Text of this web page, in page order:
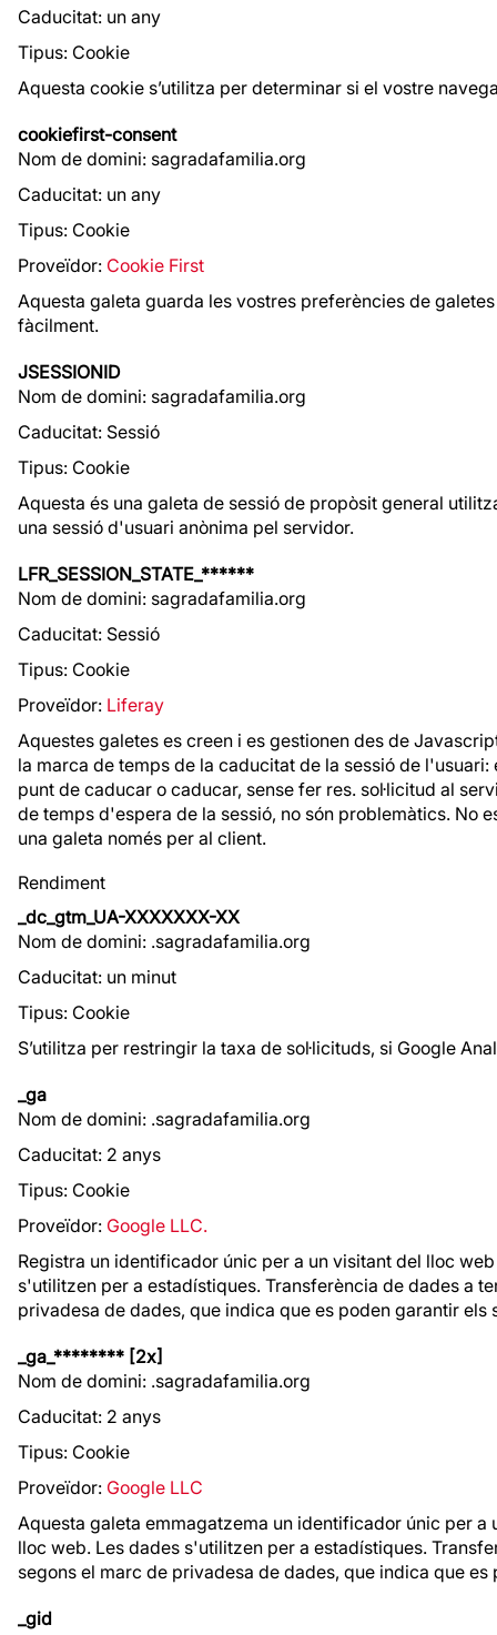
Caducitat: un any
Tipus: Cookie
Aquesta cookie s’utilitza per determinar si el vostre
cookiefirst-consent
Nom de domini: sagradafamilia.org
Caducitat: un any
Tipus: Cookie
Proveïdor: Cookie First
Aquesta galeta guarda les vostres preferències de
fàcilment.
JSESSIONID
Nom de domini: sagradafamilia.org
Caducitat: Sessió
Tipus: Cookie
Aquesta és una galeta de sessió de propòsit general
una sessió d'usuari anònima pel servidor.
LFR_SESSION_STATE_******
Nom de domini: sagradafamilia.org
Caducitat: Sessió
Tipus: Cookie
Proveïdor: Liferay
Aquestes galetes es creen i es gestionen des de
la marca de temps de la caducitat de la sessió de
punt de caducar o caducar, sense fer res. sol·licitud al
de temps d'espera de la sessió, no són problemàtics. No
una galeta només per al client.
Rendiment
_dc_gtm_UA-XXXXXXX-XX
Nom de domini: .sagradafamilia.org
Caducitat: un minut
Tipus: Cookie
S’utilitza per restringir la taxa de sol·licituds, si Google
_ga
Nom de domini: .sagradafamilia.org
Caducitat: 2 anys
Tipus: Cookie
Proveïdor: Google LLC.
Registra un identificador únic per a un visitant del lloc
s'utilitzen per a estadístiques. Transferència de dades a
privadesa de dades, que indica que es poden garantir els
_ga_******** [2x]
Nom de domini: .sagradafamilia.org
Caducitat: 2 anys
Tipus: Cookie
Proveïdor: Google LLC
Aquesta galeta emmagatzema un identificador únic per
lloc web. Les dades s'utilitzen per a estadístiques.
segons el marc de privadesa de dades, que indica que
_gid